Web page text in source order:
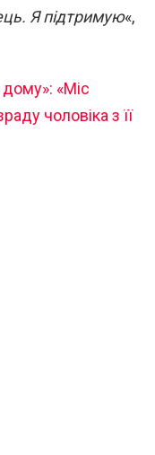
Я підтримую«,
«Міс
чоловіка з її